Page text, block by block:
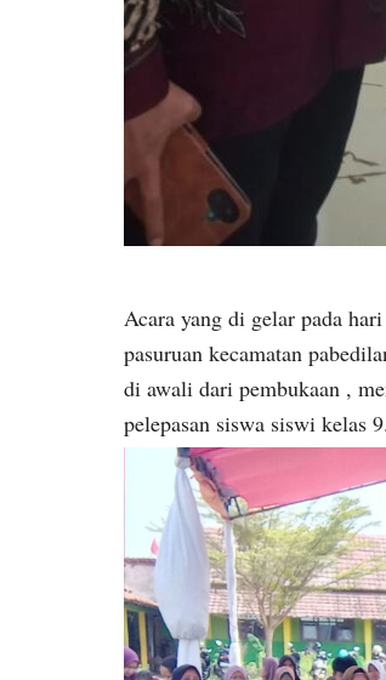
Acara yang di gelar pada
pasuruan kecamatan
di awali dari pembukaan ,
pelepasan siswa siswi kelas